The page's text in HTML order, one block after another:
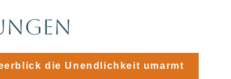
die Unendlichkeit umarmt